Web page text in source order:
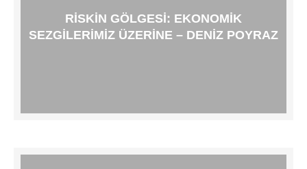
RISKIN GÖLGESI: EKONOMIK
SEZGILERIMIZ ÜZERINE – DENIZ POYRAZ